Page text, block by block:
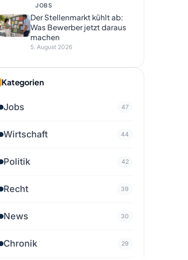
JOBS
Der Stellenmarkt kühlt ab:
Was Bewerber jetzt daraus
machen
5. August 2026
Kategorien
Jobs 47
Wirtschaft 44
Politik 42
Recht 39
News 30
Chronik 29